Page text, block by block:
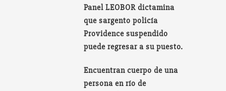
Panel LEOBOR dictamina
que sargento policía
Providence suspendido
puede regresar a su puesto.
Encuentran cuerpo de una
persona en río de